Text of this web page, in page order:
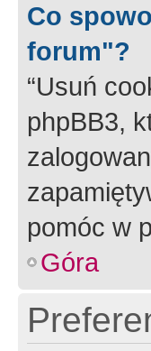
Co
forum"?
“Usuń
phpBB3,
pomóc w
Góra